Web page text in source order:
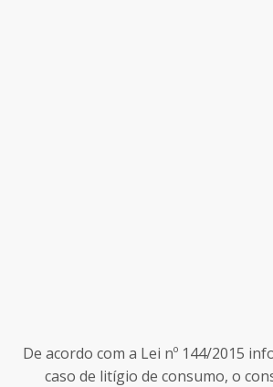
De acordo com a Lei nº 144/2015
caso de litígio de consumo, o